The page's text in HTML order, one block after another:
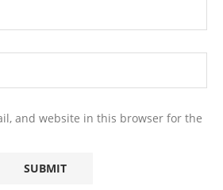
and website in this browser for the